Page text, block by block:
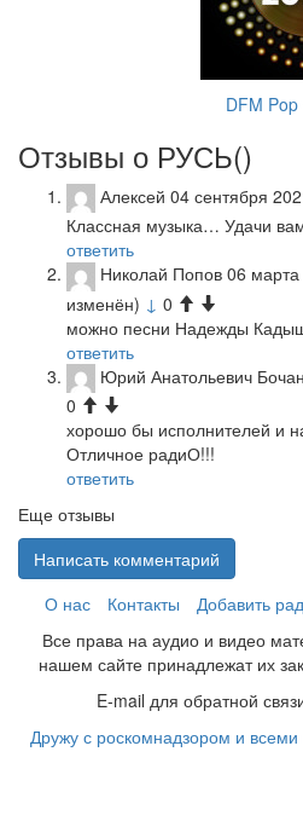
DFM
Отзывы о РУСЬ()
Алексей 04 сентября
Классная музыка… Удачи
ответить
Николай Попов 06
изменён) ↓ 0
можно песни Надежды
ответить
Юрий Анатольевич
0
хорошо бы исполнителей и
Отличное радиО!!!
ответить
Еще отзывы
Написать комментарий
О нас
Контакты Добавить
Все права на аудио и видео
нашем сайте принадлежат их
E-mail для обратной
Дружу с роскомнадзором и